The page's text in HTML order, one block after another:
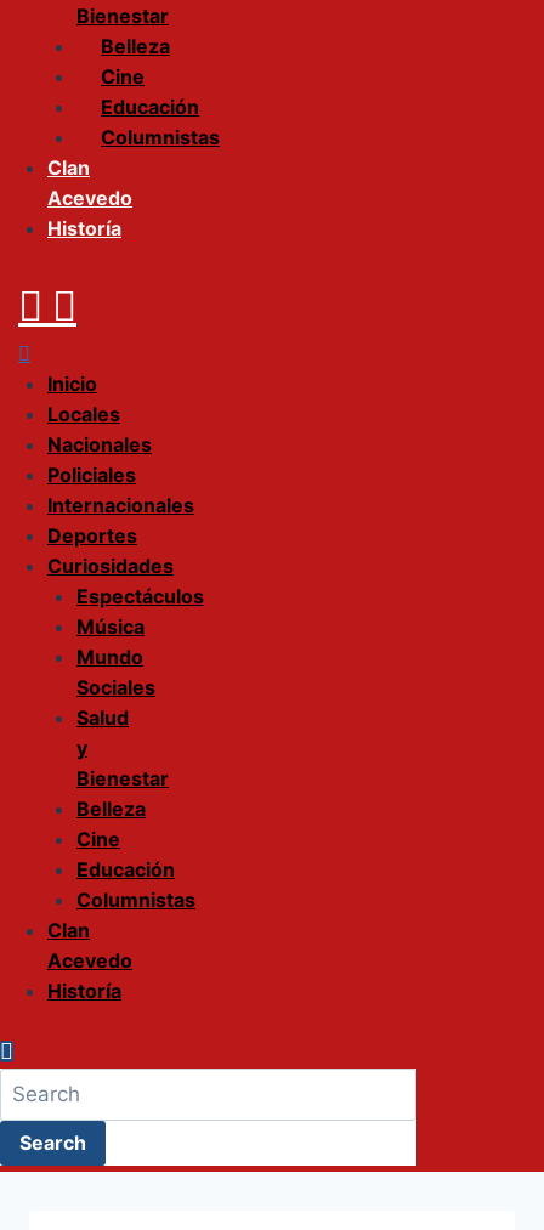
Bienestar
Belleza
Cine
Educación
Columnistas
Clan
Acevedo
Historía
Inicio
Locales
Nacionales
Policiales
Internacionales
Deportes
Curiosidades
Espectáculos
Música
Mundo
Sociales
Salud
y
Bienestar
Belleza
Cine
Educación
Columnistas
Clan
Acevedo
Historía
Enter
Keyword
Search
for:
Search
Search